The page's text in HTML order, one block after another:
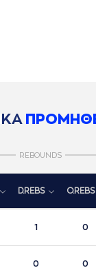
REBOUNDS
D.REBS O.REBS
1 0
0 0